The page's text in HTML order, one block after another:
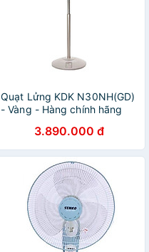
Quạt Lửng KDK N30NH(GD)
- Vàng - Hàng chính hãng
3.890.000 đ